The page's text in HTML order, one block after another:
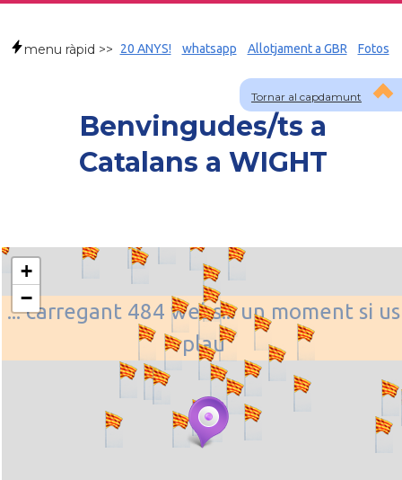
Tornar al capdamunt
menu ràpid >> 20 ANYS! whatsapp Allotjament a GBR Fotos
Benvingudes/ts a
Catalans a WIGHT
... carregant 484 webs... un moment si us
plau
+
−